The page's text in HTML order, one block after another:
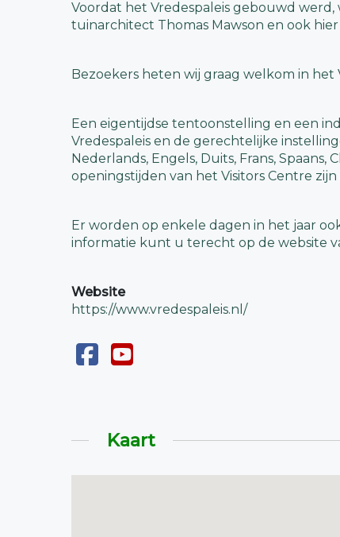
Voordat het Vredespaleis gebouwd
tuinarchitect Thomas Mawson en ook
Bezoekers heten wij graag welkom in het
Een eigentijdse tentoonstelling en een
Vredespaleis en de gerechtelijke
Nederlands, Engels, Duits, Frans, Spaans,
openingstijden van het Visitors Centre
Er worden op enkele dagen in het jaar
informatie kunt u terecht op de website
Website
https://www.vredespaleis.nl/
Kaart